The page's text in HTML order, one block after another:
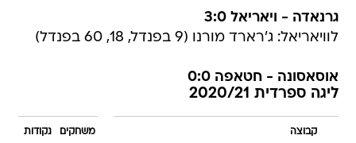
גרנאדה - ויאריאל 3:0
לוויאריאל: ג'רארד מורנו (9 בפנדל, 18, 60 בפנדל)
אוסאסונה - חטאפה 0:0
ליגה ספרדית 2020/21
קבוצה משחקים נקודות